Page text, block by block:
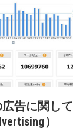
広告に関して
）